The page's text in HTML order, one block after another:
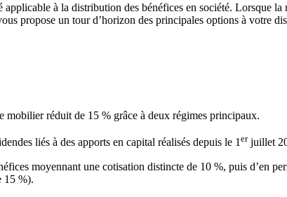
à la distribution des bénéfices en société. Lorsque
propose un tour d’horizon des principales options à votre
mobilier réduit de 15 % grâce à deux régimes principaux.
liés à des apports en capital réalisés depuis le 1erjuillet
moyennant une cotisation distincte de 10 %, puis d’en
15 %).